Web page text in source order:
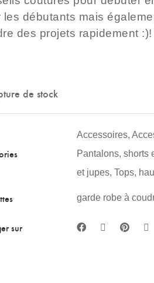
les débutants mais
des projets rapidement :)!
de stock
Accessoires,
Pantalons, shorts
et jupes, Tops,
garde robe à
sur